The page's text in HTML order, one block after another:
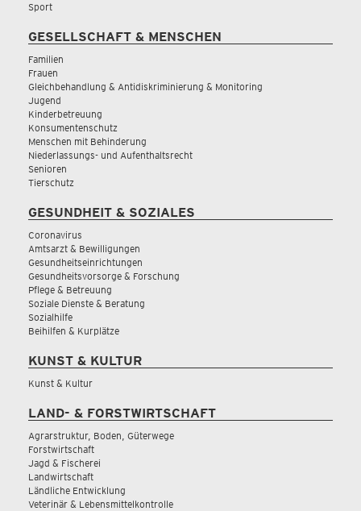
Sport
GESELLSCHAFT & MENSCHEN
Familien
Frauen
Gleichbehandlung & Antidiskriminierung & Monitoring
Jugend
Kinderbetreuung
Konsumentenschutz
Menschen mit Behinderung
Niederlassungs- und Aufenthaltsrecht
Senioren
Tierschutz
GESUNDHEIT & SOZIALES
Coronavirus
Amtsarzt & Bewilligungen
Gesundheitseinrichtungen
Gesundheitsvorsorge & Forschung
Pflege & Betreuung
Soziale Dienste & Beratung
Sozialhilfe
Beihilfen & Kurplätze
KUNST & KULTUR
Kunst & Kultur
LAND- & FORSTWIRTSCHAFT
Agrarstruktur, Boden, Güterwege
Forstwirtschaft
Jagd & Fischerei
Landwirtschaft
Ländliche Entwicklung
Veterinär & Lebensmittelkontrolle